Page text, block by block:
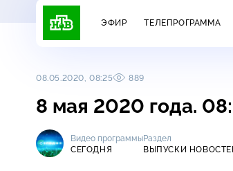
ЭФИР ТЕЛЕПРОГРАММА
08.05.2020, 08:25 889
8 мая 2020 года.
Видео программы
СЕГОДНЯ
Раздел
ВЫПУСКИ